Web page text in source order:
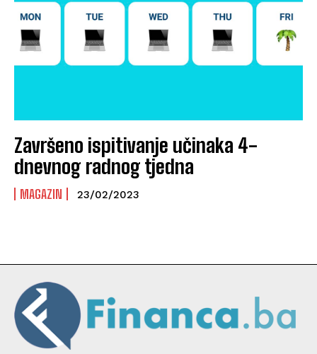
Završeno ispitivanje učinaka 4-
dnevnog radnog tjedna
MAGAZIN 23/02/2023